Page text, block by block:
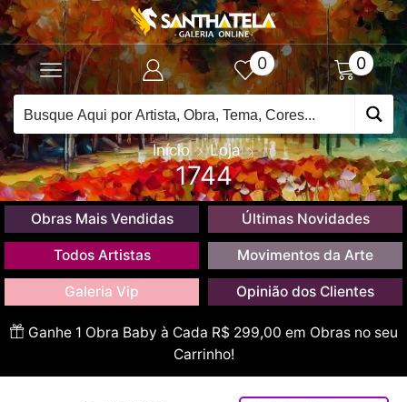
0 0
Início Loja
1744
Obras Mais Vendidas Últimas Novidades
Todos Artistas Movimentos da Arte
Galeria Vip Opinião dos Clientes
Ganhe 1 Obra Baby à Cada R$ 299,00 em Obras no seu
Carrinho!